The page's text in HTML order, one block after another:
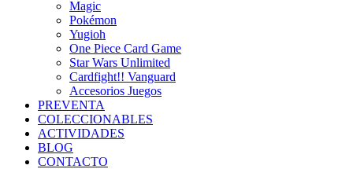
Magic
Pokémon
Yugioh
One Piece Card Game
Star Wars Unlimited
Cardfight!! Vanguard
Accesorios Juegos
PREVENTA
COLECCIONABLES
ACTIVIDADES
BLOG
CONTACTO